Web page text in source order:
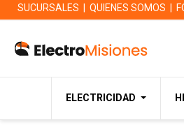
SUCURSALES QUIENES SOMOS
ELECTRICIDAD